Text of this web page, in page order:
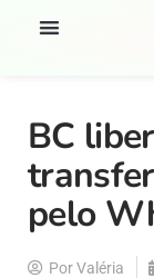
BC
pelo
PorValéria